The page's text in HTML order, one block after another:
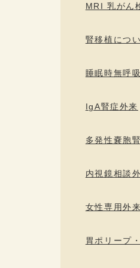
MRI 乳がん
腎移植につ
睡眠時無呼
IgA腎症外来
多発性嚢胞
内視鏡相談
女性専用外来
胃ポリープ